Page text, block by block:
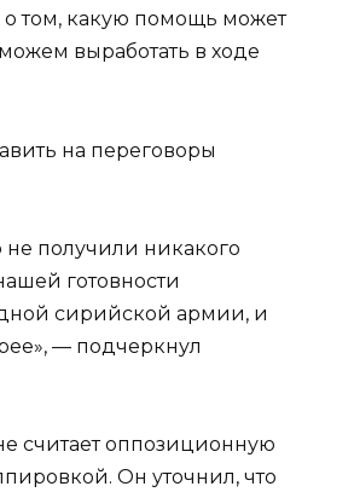
том, какую помощь может
выработать в ходе
на переговоры
получили никакого
готовности
сирийской армии, и
— подчеркнул
считает оппозиционную
Он уточнил, что